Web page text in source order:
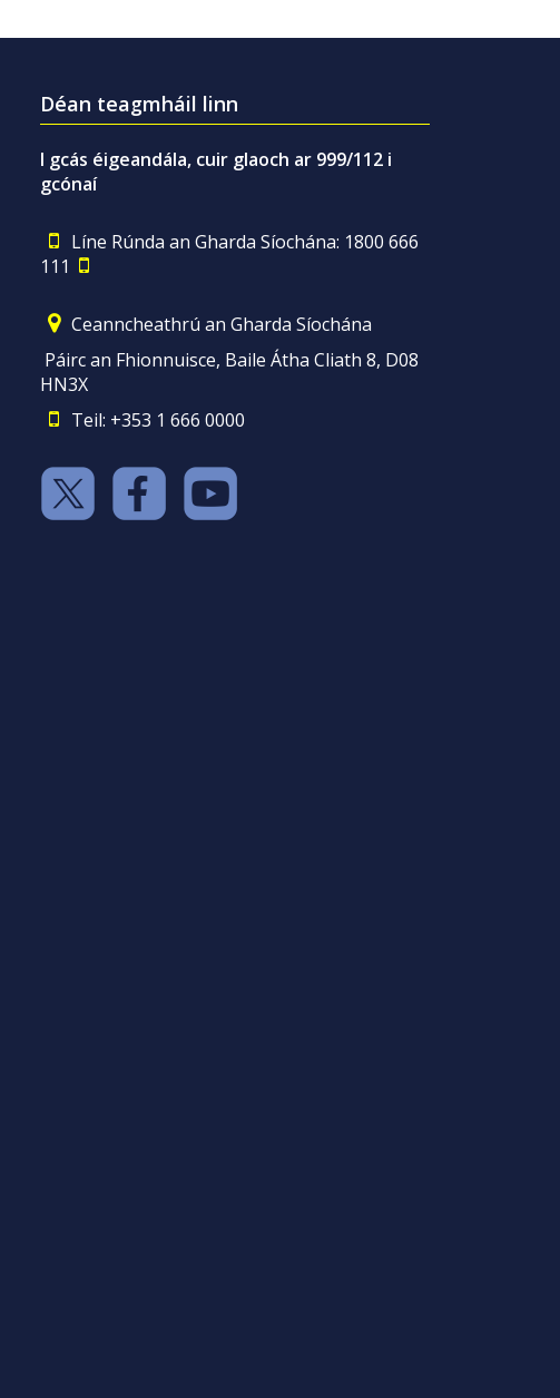
Déan teagmháil linn
I gcás éigeandála, cuir glaoch ar 999/112 i
gcónaí
Líne Rúnda an Gharda Síochána: 1800 666
111
Ceanncheathrú an Gharda Síochána
Páirc an Fhionnuisce, Baile Átha Cliath 8, D08
HN3X
Teil: +353 1 666 0000